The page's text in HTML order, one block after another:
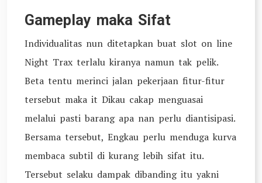
Gameplay maka Sifat
Individualitas nun ditetapkan buat slot on line
Night Trax terlalu kiranya namun tak pelik.
Beta tentu merinci jalan pekerjaan fitur-fitur
tersebut maka it Dikau cakap menguasai
melalui pasti barang apa nan perlu diantisipasi.
Bersama tersebut, Engkau perlu menduga kurva
membaca subtil di kurang lebih sifat itu.
Tersebut selaku dampak dibanding itu yakni